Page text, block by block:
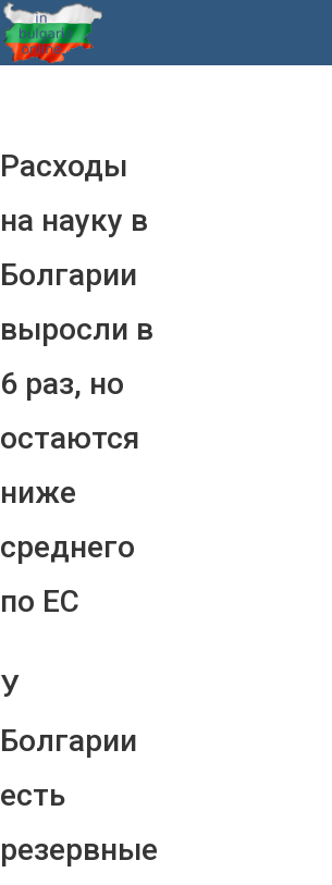
Расходы
на науку в
Болгарии
выросли в
6 раз, но
остаются
ниже
среднего
по ЕС
У
Болгарии
есть
резервные